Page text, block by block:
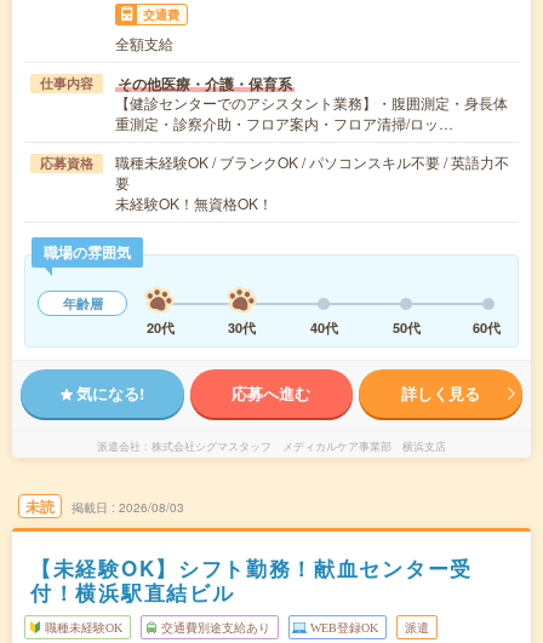
交通費
全額支給
仕事内容 その他医療・介護・保育系
【健診センターでのアシスタント業務】・腹囲測定・身長体
重測定・診察介助・フロア案内・フロア清掃/ロッ…
応募資格
職種未経験OK / ブランクOK / パソコンスキル不要 / 英語力不
要
未経験OK！無資格OK！
職場の雰囲気
年齢層
20代
30代 40代 50代 60代
気になる! 応募へ進む 詳しく見る
派遣会社 株式会社シグマスタッフ メディカルケア事業部 横浜支店
未読 掲載日 2026/08/03
【未経験OK】シフト勤務！献血センター受
付！横浜駅直結ビル
職種未経験OK 交通費別途支給あり WEB登録OK 派遣